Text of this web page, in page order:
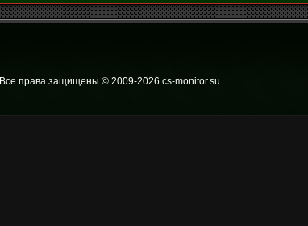
Все права защищены © 2009-2026 cs-monitor.su